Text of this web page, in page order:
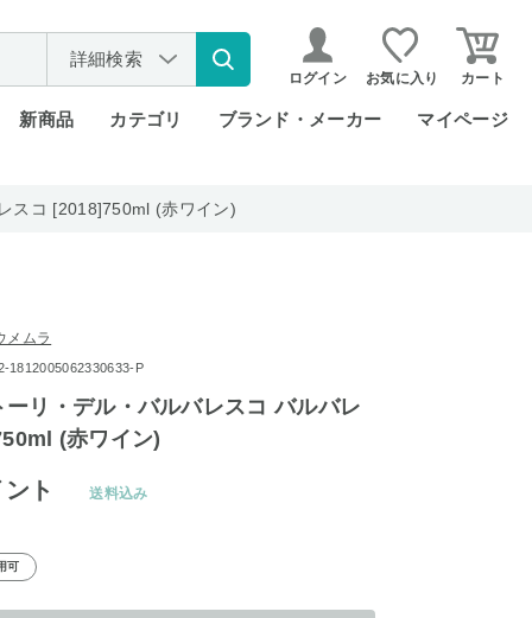
詳細検索
ログイン お気に入り カート
新商品 カテゴリ ブランド・メーカー マイページ
スコ [2018]750ml (赤ワイン)
メムラ
1812005062330633-P
ーリ・デル・バルバレスコ バルバレ
(赤ワイン)
ト 送料込み
可